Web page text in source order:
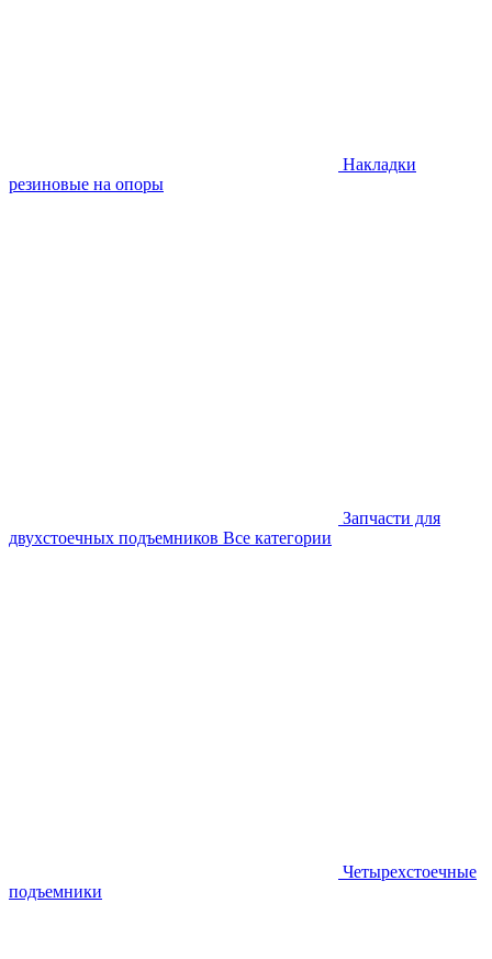
Накладки
резиновые на опоры
Запчасти для
двухстоечных подъемников Все категории
Четырехстоечные
подъемники